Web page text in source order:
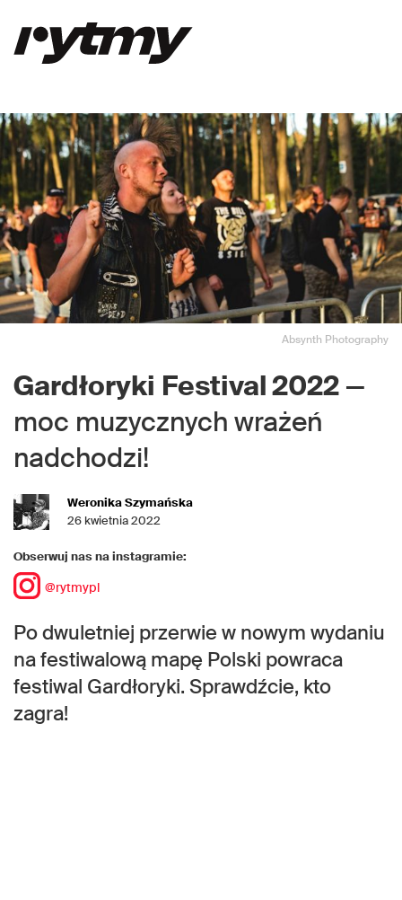
Absynth Photography
Gardłoryki Festival 2022 —
moc muzycznych wrażeń
nadchodzi!
Weronika Szymańska
26 kwietnia 2022
Obserwuj nas na instagramie:
@rytmypl
Po dwuletniej przerwie w nowym wydaniu
na festiwalową mapę Polski powraca
festiwal Gardłoryki. Sprawdźcie, kto
zagra!